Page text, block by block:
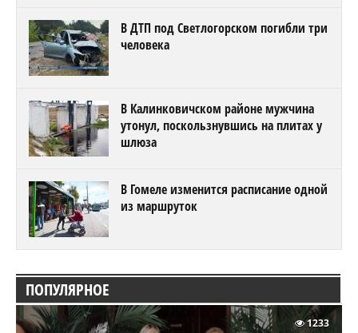
В ДТП под Светлогорском погибли три
человека
В Калинковичском районе мужчина
утонул, поскользнувшись на плитах у
шлюза
В Гомеле изменится расписание одной
из маршруток
ПОПУЛЯРНОЕ
1233